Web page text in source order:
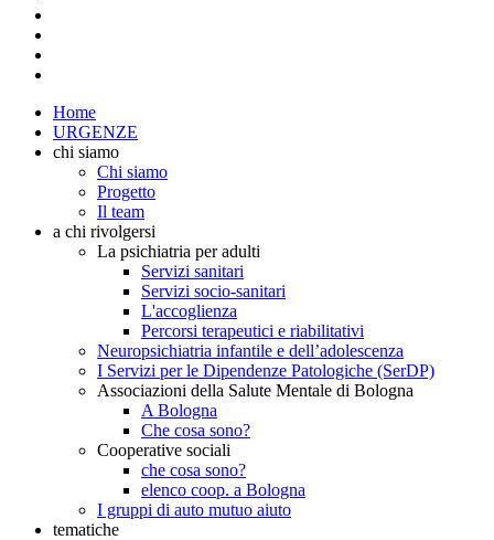
Home
URGENZE
chi siamo
Chi siamo
Progetto
Il team
a chi rivolgersi
La psichiatria per adulti
Servizi sanitari
Servizi socio-sanitari
L'accoglienza
Percorsi terapeutici e riabilitativi
Neuropsichiatria infantile e dell’adolescenza
I Servizi per le Dipendenze Patologiche (SerDP)
Associazioni della Salute Mentale di Bologna
A Bologna
Che cosa sono?
Cooperative sociali
che cosa sono?
elenco coop. a Bologna
I gruppi di auto mutuo aiuto
tematiche